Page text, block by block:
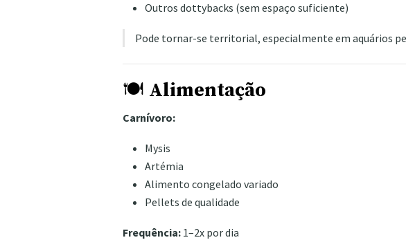
Outros dottybacks (sem espaço suficiente)
Pode tornar-se territorial, especialmente em aquários
🍽️ Alimentação
Carnívoro:
Mysis
Artémia
Alimento congelado variado
Pellets de qualidade
Frequência: 1–2x por dia